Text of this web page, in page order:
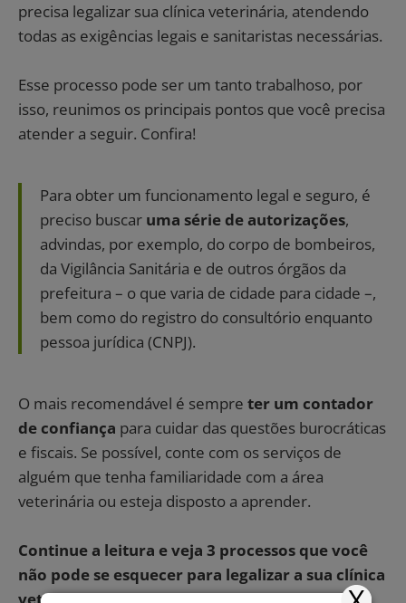
precisa legalizar sua clínica veterinária, atendendo
todas as exigências legais e sanitaristas necessárias.
Esse processo pode ser um tanto trabalhoso, por
isso, reunimos os principais pontos que você precisa
atender a seguir. Confira!
Para obter um funcionamento legal e seguro, é
preciso buscar uma série de autorizações,
advindas, por exemplo, do corpo de bombeiros,
da Vigilância Sanitária e de outros órgãos da
prefeitura – o que varia de cidade para cidade –,
bem como do registro do consultório enquanto
pessoa jurídica (CNPJ).
O mais recomendável é sempre ter um contador
de confiança para cuidar das questões burocráticas
e fiscais. Se possível, conte com os serviços de
alguém que tenha familiaridade com a área
veterinária ou esteja disposto a aprender.
Continue a leitura e veja 3 processos que você
não pode se esquecer para legalizar a sua clínica